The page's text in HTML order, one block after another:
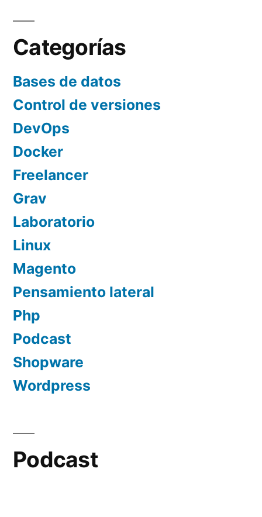
Categorías
Bases de datos
Control de versiones
DevOps
Docker
Freelancer
Grav
Laboratorio
Linux
Magento
Pensamiento lateral
Php
Podcast
Shopware
Wordpress
Podcast